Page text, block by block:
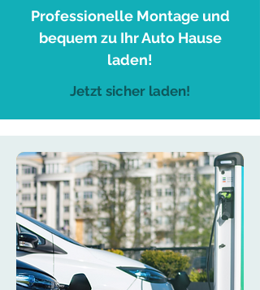
Professionelle Montage und
bequem zu Ihr Auto Hause
laden!
Jetzt sicher laden!